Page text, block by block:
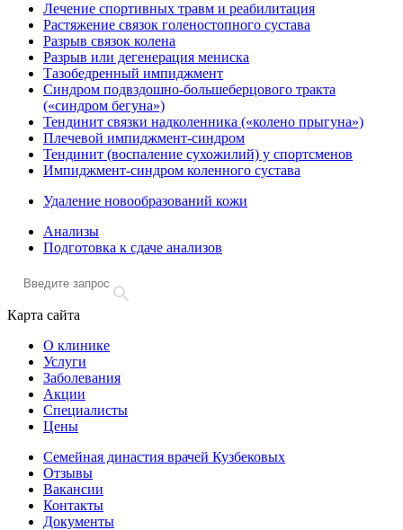
Лечение спортивных травм и реабилитация
Растяжение связок голеностопного сустава
Разрыв связок колена
Разрыв или дегенерация мениска
Тазобедренный импиджмент
Синдром подвздошно-большеберцового тракта
(«синдром бегуна»)
Тендинит связки надколенника («колено прыгуна»)
Плечевой импиджмент-синдром
Тендинит (воспаление сухожилий) у спортсменов
Импиджмент-синдром коленного сустава
Удаление новообразований кожи
Анализы
Подготовка к сдаче анализов
Карта сайта
О клинике
Услуги
Заболевания
Акции
Специалисты
Цены
Семейная династия врачей Кузбековых
Отзывы
Вакансии
Контакты
Документы